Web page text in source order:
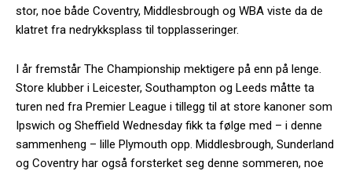
stor, noe både Coventry, Middlesbrough og WBA viste da de
klatret fra nedrykksplass til topplasseringer.
I år fremstår The Championship mektigere på enn på lenge.
Store klubber i Leicester, Southampton og Leeds måtte ta
turen ned fra Premier League i tillegg til at store kanoner som
Ipswich og Sheffield Wednesday fikk ta følge med – i denne
sammenheng – lille Plymouth opp. Middlesbrough, Sunderland
og Coventry har også forsterket seg denne sommeren, noe